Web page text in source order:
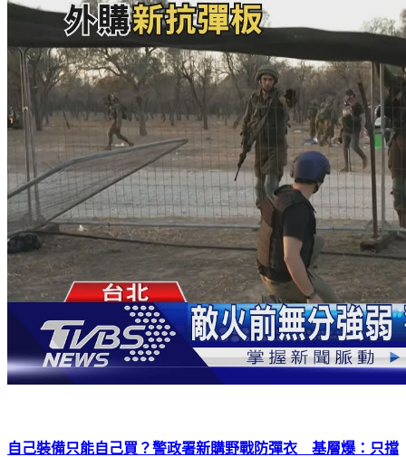
自己裝備只能自己買？警政署新購野戰防彈衣 基層爆：只擋